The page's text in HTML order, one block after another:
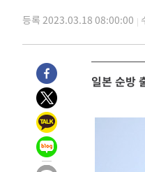
-18483초 전 >시리아 다마스
태
-17781초 전 >입추에도 극
-12745초 전 >
이란, 호르무
례 큰 폭발음
-11460초 전 >
[속보]美, 폴
발효
-9611초 전 >
-7311초 전 >
-31349초 전 >
[속보] 7월
25.3%↑
-28509초 전 >
등록 2023.03.18 08:00:00
일본 순방